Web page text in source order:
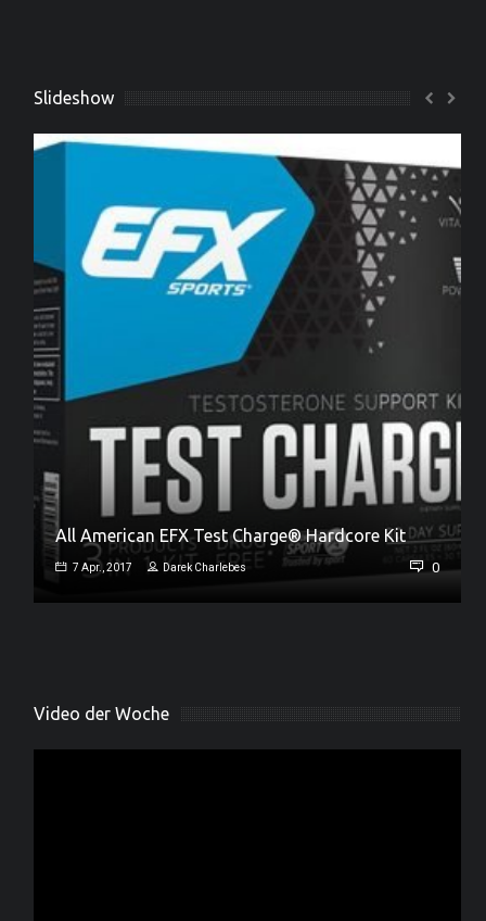
Slideshow
All American EFX Test Charge® Hardcore Kit
7 Apr., 2017 Darek Charlebes 0
Jamie Collins – neues Universal Team Mitglied
18 März, 2017 Darek Charlebes 0
Video der Woche